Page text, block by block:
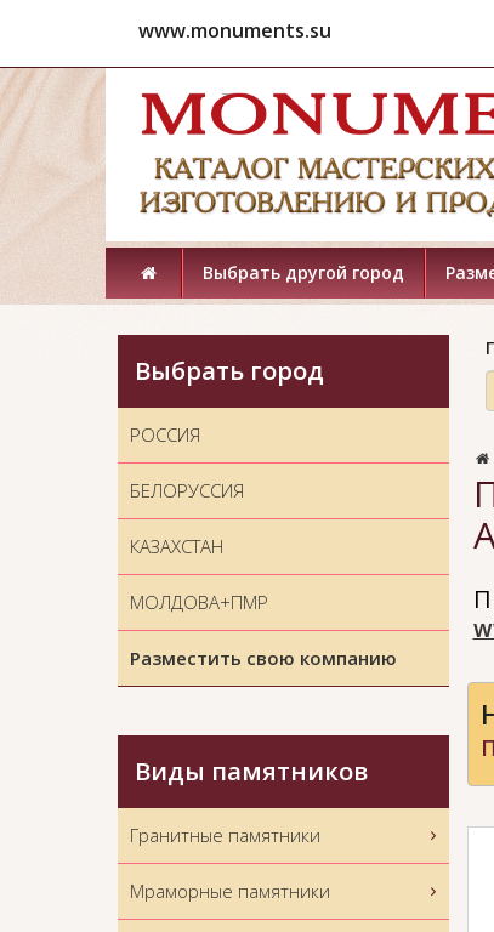
www.monuments.su
Выбрать другой город
Выбрать город
РОССИЯ
БЕЛОРУССИЯ
КАЗАХСТАН
МОЛДОВА+ПМР
Разместить свою компанию
Виды памятников
Гранитные памятники
Мраморные памятники